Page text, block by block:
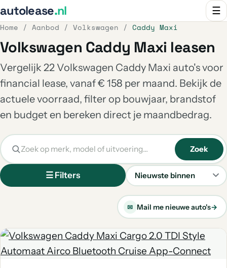
autolease.nl ☰
Home / Aanbod / Volkswagen / Caddy Maxi
Volkswagen Caddy Maxi leasen
Vergelijk 22 Volkswagen Caddy Maxi auto's voor
financial lease, vanaf € 158 per maand. Bekijk de
actuele voorraad, filter op bouwjaar, brandstof
en budget en bereken direct je maandbedrag.
☰ Filters
Sorteren
Zoek
✉ Mail me nieuwe auto's→